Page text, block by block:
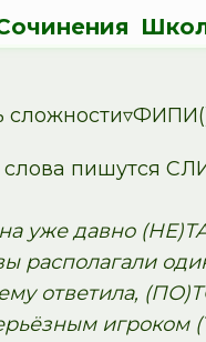
пишутся
уже давно
ответила,
игроком